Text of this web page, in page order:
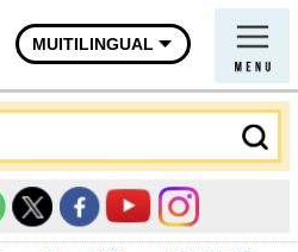
MUITILINGUAL